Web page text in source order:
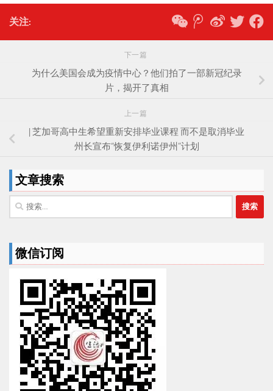
关注:
下一篇
为什么美国会成为疫情中心？他们拍了一部新冠纪录
片，揭开了真相
上一篇
| 芝加哥高中生希望重新安排毕业课程 而不是取消毕业
州长宣布“恢复伊利诺伊州”计划
文章搜索
搜
索：
微信订阅